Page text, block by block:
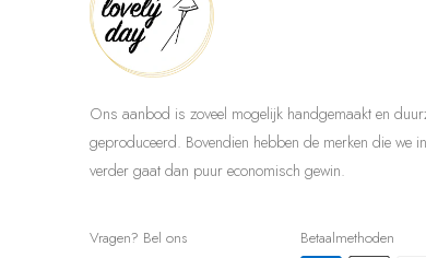
Ons aanbod is zoveel mogelijk handgemaakt en
geproduceerd. Bovendien hebben de merken die we
verder gaat dan puur economisch gewin.
Vragen? Bel ons Betaalmethoden